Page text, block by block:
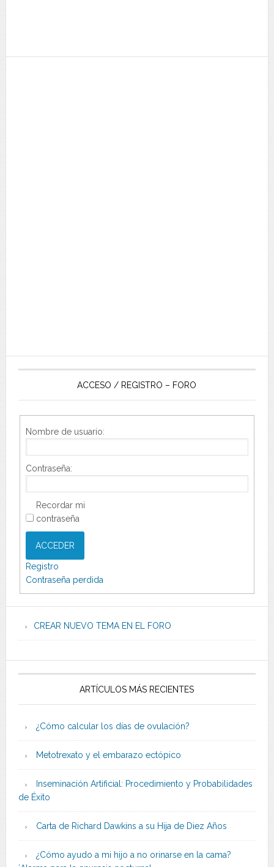
ACCESO / REGISTRO – FORO
Nombre de usuario:
Contraseña:
Recordar mi
contraseña
ACCEDER
Registro
Contraseña perdida
CREAR NUEVO TEMA EN EL FORO
ARTÍCULOS MÁS RECIENTES
¿Cómo calcular los días de ovulación?
Metotrexato y el embarazo ectópico
Inseminación Artificial: Procedimiento y Probabilidades
de Éxito
Carta de Richard Dawkins a su Hija de Diez Años
¿Cómo ayudo a mi hijo a no orinarse en la cama?